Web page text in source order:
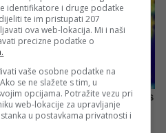
identifikatore i druge podatke
te im pristupati 207
ova web-lokacija. Mi i naši
precizne podatke o
vaše osobne podatke na
se ne slažete s tim, u
opcijama. Potražite vezu pri
web-lokacije za upravljanje
u postavkama privatnosti i